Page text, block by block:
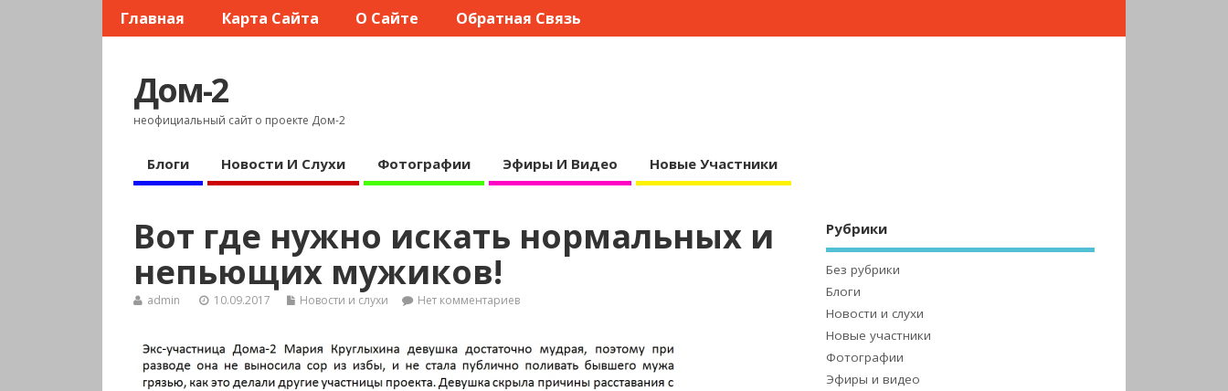
Главная Карта Сайта О Сайте Обратная Связь
Дом-2
неофициальный сайт о проекте Дом-2
Блоги Новости И Слухи Фотографии Эфиры И Видео Новые Участники
Вот где нужно искать нормальных и
непьющих мужиков!
admin 10.09.2017 Новости и слухи Нет комментариев
Рубрики
Без рубрики
Блоги
Новости и слухи
Новые участники
Фотографии
Эфиры и видео